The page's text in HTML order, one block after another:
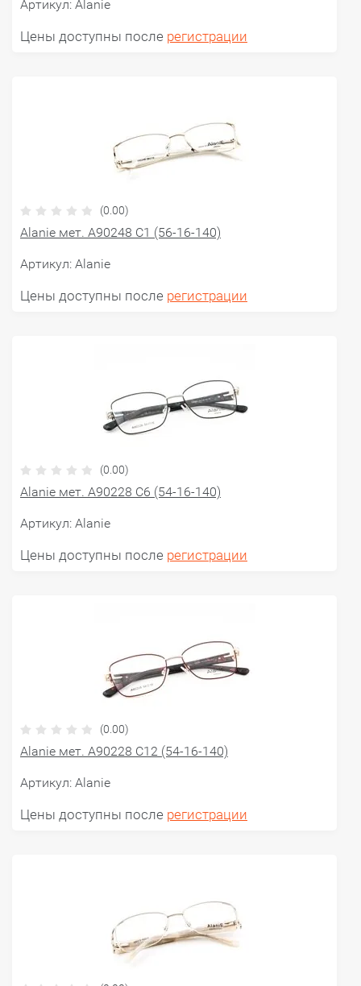
Артикул: Alanie
Цены доступны после регистрации
(0.00)
Alanie мет. A90248 C1 (56-16-140)
Артикул: Alanie
Цены доступны после регистрации
(0.00)
Alanie мет. A90228 С6 (54-16-140)
Артикул: Alanie
Цены доступны после регистрации
(0.00)
Alanie мет. A90228 С12 (54-16-140)
Артикул: Alanie
Цены доступны после регистрации